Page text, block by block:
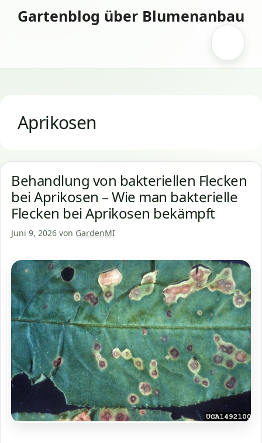
InhaltGartenblog über Blumenanbau
Aprikosen
Behandlung von bakteriellen Flecken
bei Aprikosen – Wie man bakterielle
Flecken bei Aprikosen bekämpft
Juni 9, 2026 von GardenMI